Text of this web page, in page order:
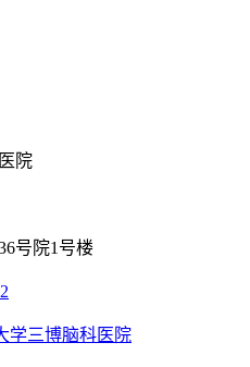
院
号院1号楼
学三博脑科医院